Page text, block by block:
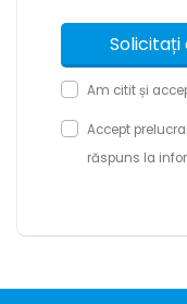
Am citit și
Accept
răspuns la